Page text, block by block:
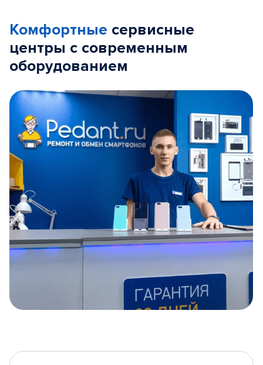
Комфортные сервисные
центры с современным
оборудованием
5